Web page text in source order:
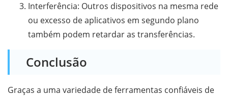
Interferência: Outros dispositivos na mesma rede
ou excesso de aplicativos em segundo plano
também podem retardar as transferências.
Conclusão
Graças a uma variedade de ferramentas confiáveis ​​de